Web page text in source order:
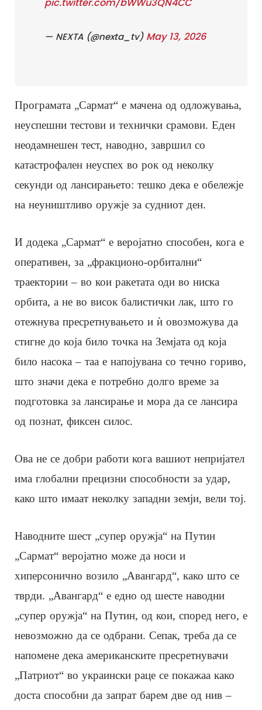
— NEXTA (@nexta_tv) May 13, 2026
Програмата „Сармат“ е мачена од одложувања,
неуспешни тестови и технички срамови. Еден
неодамнешен тест, наводно, завршил со
катастрофален неуспех во рок од неколку
секунди од лансирањето: тешко дека е обележје
на неуништливо оружје за судниот ден.
И додека „Сармат“ е веројатно способен, кога е
оперативен, за „фракционо-орбитални“
траектории – во кои ракетата оди во ниска
орбита, а не во висок балистички лак, што го
отежнува пресретнувањето и ѝ овозможува да
стигне до која било точка на Земјата од која
било насока – таа е напојувана со течно гориво,
што значи дека е потребно долго време за
подготовка за лансирање и мора да се лансира
од познат, фиксен силос.
Ова не се добри работи кога вашиот непријател
има глобални прецизни способности за удар,
како што имаат неколку западни земји, вели тој.
Наводните шест „супер оружја“ на Путин
„Сармат“ веројатно може да носи и
хиперсонично возило „Авангард“, како што се
тврди. „Авангард“ е едно од шесте наводни
„супер оружја“ на Путин, од кои, според него, е
невозможно да се одбрани. Сепак, треба да се
напомене дека американските пресретнувачи
„Патриот“ во украински раце се покажаа како
доста способни да запрат барем две од нив –